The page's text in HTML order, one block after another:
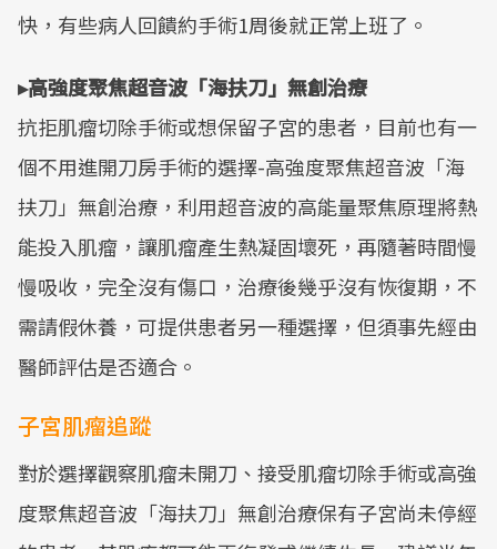
快，有些病人回饋約手術1周後就正常上班了。
▸高強度聚焦超音波「海扶刀」無創治療
抗拒肌瘤切除手術或想保留子宮的患者，目前也有一
個不用進開刀房手術的選擇-高強度聚焦超音波「海
扶刀」無創治療，利用超音波的高能量聚焦原理將熱
能投入肌瘤，讓肌瘤產生熱凝固壞死，再隨著時間慢
慢吸收，完全沒有傷口，治療後幾乎沒有恢復期，不
需請假休養，可提供患者另一種選擇，但須事先經由
醫師評估是否適合。
子宮肌瘤追蹤
對於選擇觀察肌瘤未開刀、接受肌瘤切除手術或高強
度聚焦超音波「海扶刀」無創治療保有子宮尚未停經